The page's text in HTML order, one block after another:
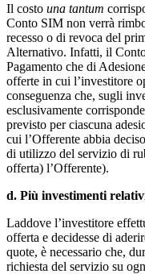
Il costo una tantum
Conto SIM non verrà
recesso o di revoca del
Alternativo. Infatti, il
Pagamento che di
offerte in cui l’investitore
conseguenza che, sugli
esclusivamente
previsto per ciascuna
cui l’Offerente abbia
di utilizzo del servizio di
offerta) l’Offerente).
d. Più investimenti
Laddove l’investitore
offerta e decidesse di
quote, è necessario che,
richiesta del servizio su